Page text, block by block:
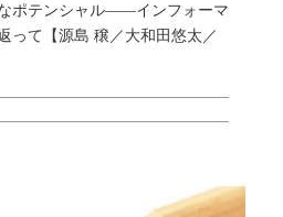
テンシャル――インフォーマ
って【源島 穣／大和田悠太／